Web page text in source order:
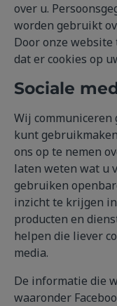
over u.
worden gebruikt
Door onze
dat er cookies op
Sociale
Wij communiceren
kunt
ons op te nemen
laten weten wat u
gebruiken
inzicht te krijgen
producten en
helpen die liever
media.
De informatie die
waaronder